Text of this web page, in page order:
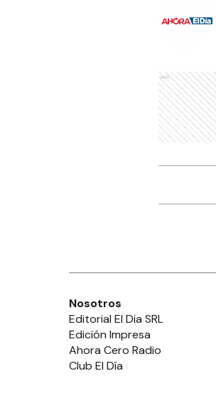
Ads
Nosotros
Editorial El Dia SRL
Edición Impresa
Ahora Cero Radio
Club El Día